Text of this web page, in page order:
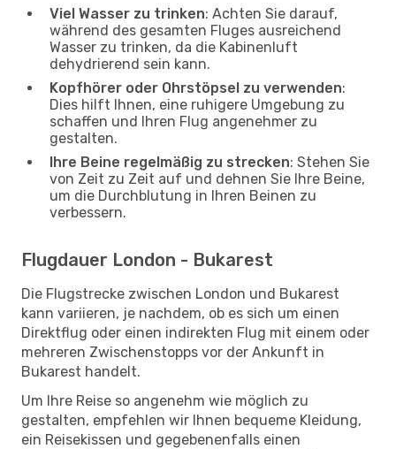
Viel Wasser zu trinken: Achten Sie darauf,
während des gesamten Fluges ausreichend
Wasser zu trinken, da die Kabinenluft
dehydrierend sein kann.
Kopfhörer oder Ohrstöpsel zu verwenden:
Dies hilft Ihnen, eine ruhigere Umgebung zu
schaffen und Ihren Flug angenehmer zu
gestalten.
Ihre Beine regelmäßig zu strecken: Stehen Sie
von Zeit zu Zeit auf und dehnen Sie Ihre Beine,
um die Durchblutung in Ihren Beinen zu
verbessern.
Flugdauer London - Bukarest
Die Flugstrecke zwischen London und Bukarest
kann variieren, je nachdem, ob es sich um einen
Direktflug oder einen indirekten Flug mit einem oder
mehreren Zwischenstopps vor der Ankunft in
Bukarest handelt.
Um Ihre Reise so angenehm wie möglich zu
gestalten, empfehlen wir Ihnen bequeme Kleidung,
ein Reisekissen und gegebenenfalls einen